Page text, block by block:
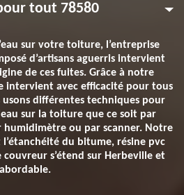
tout 78580
sur votre toiture, l’entreprise
d’artisans aguerris intervient
de ces fuites. Grâce à notre
intervient avec efficacité pour tous
différentes techniques pour
sur la toiture que ce soit par
humidimètre ou par scanner. Notre
du bitume, résine pvc
s’étend sur Herbeville et